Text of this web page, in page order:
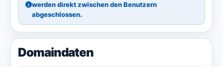
werden direkt zwischen den Benutzern
abgeschlossen.
Domaindaten